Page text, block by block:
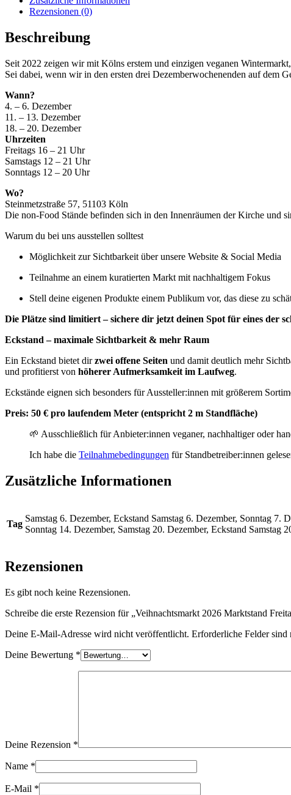
Rezensionen (0)
Beschreibung
Seit 2022 zeigen wir mit Kölns erstem und einzigen veganen
Sei dabei, wenn wir in den ersten drei Dezemberwochenenden auf dem
Wann?
4. – 6. Dezember
11. – 13. Dezember
18. – 20. Dezember
Uhrzeiten
Freitags 16 – 21 Uhr
Samstags 12 – 21 Uhr
Sonntags 12 – 20 Uhr
Wo?
Steinmetzstraße 57, 51103 Köln
Die non-Food Stände befinden sich in den Innenräumen der Kirche und
Warum du bei uns ausstellen solltest
Möglichkeit zur Sichtbarkeit über unsere Website & Social Media
Teilnahme an einem kuratierten Markt mit nachhaltigem Fokus
Stell deine eigenen Produkte einem Publikum vor, das diese zu
Die Plätze sind limitiert – sichere dir jetzt deinen Spot für eines der
Eckstand – maximale Sichtbarkeit & mehr Raum
Ein Eckstand bietet dirzwei offene Seiten und damit deutlich mehr
und profitierst von höherer Aufmerksamkeit im Laufweg.
Eckstände eignen sich besonders für Aussteller:innen mit größerem
Preis: 50 € pro laufendem Meter (entspricht 2 m Standfläche)
🌱 Ausschließlich für Anbieter:innen veganer, nachhaltiger oder
Ich habe die Teilnahmebedingungen für Standbetreiber:innen
Zusätzliche Informationen
Tag
Samstag 6. Dezember, Eckstand Samstag 6. Dezember, Sonntag 7.
Sonntag 14. Dezember, Samstag 20. Dezember, Eckstand
Rezensionen
Es gibt noch keine Rezensionen.
Schreibe die erste Rezension für „Veihnachtsmarkt 2026 Marktstand
Deine E-Mail-Adresse wird nicht veröffentlicht. Erforderliche Felder sind
Deine Bewertung *
Deine Rezension *
Name *
E-Mail *